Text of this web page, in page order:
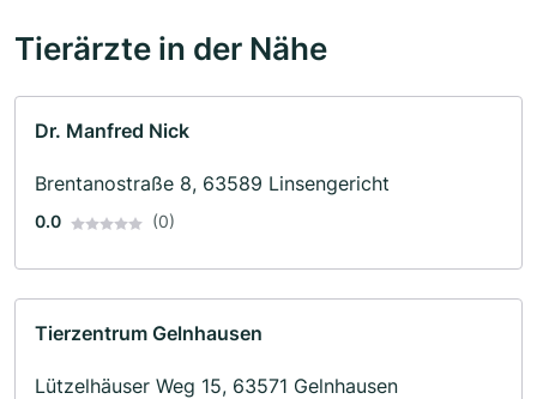
Tierärzte in der Nähe
Dr. Manfred Nick
Brentanostraße 8, 63589 Linsengericht
0.0 (0)
Tierzentrum Gelnhausen
Lützelhäuser Weg 15, 63571 Gelnhausen